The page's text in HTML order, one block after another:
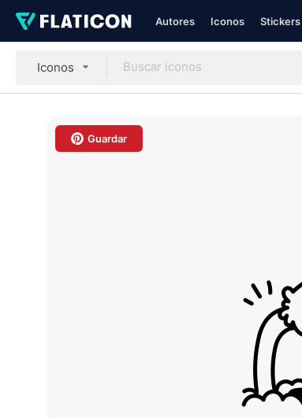
Autores Iconos Stickers
Iconos
Guardar